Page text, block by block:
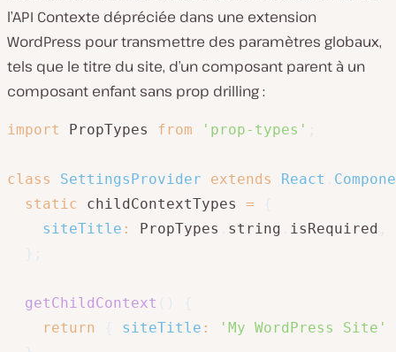
l’API Contexte dépréciée dans une extension
WordPress pour transmettre des paramètres globaux,
tels que le titre du site, d’un composant parent à un
composant enfant sans prop drilling :
import PropTypes from 'prop-types'
class SettingsProvider extends React
static childContextTypes =
siteTitle : PropTypes string isRequired
getChildContext
return
siteTitle :
'My WordPress Site'